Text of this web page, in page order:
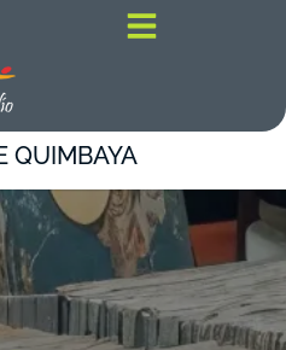
QUIMBAYA